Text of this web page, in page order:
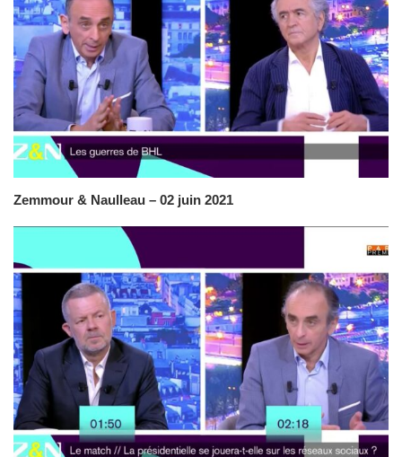
Zemmour & Naulleau – 02 juin 2021